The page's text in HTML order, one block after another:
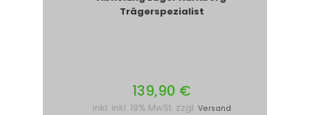
Trägerspezialist
139,90 €
inkl. inkl. 19% MwSt. zzgl. Versand